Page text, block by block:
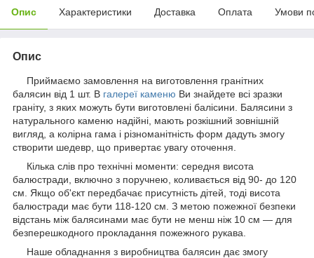
Опис Характеристики Доставка Оплата Умови
Опис
Приймаємо замовлення на виготовлення гранітних
балясин від 1 шт. В галереї каменю Ви знайдете всі зразки
граніту, з яких можуть бути виготовлені балісини. Балясини з
натурального каменю надійні, мають розкішний зовнішній
вигляд, а колірна гама і різноманітність форм дадуть змогу
створити шедевр, що привертає увагу оточення.
Кілька слів про технічні моменти: середня висота
балюстради, включно з поручнею, коливається від 90- до 120
см. Якщо об'єкт передбачає присутність дітей, тоді висота
балюстради має бути 118-120 см. З метою пожежної безпеки
відстань між балясинами має бути не менш ніж 10 см — для
безперешкодного прокладання пожежного рукава.
Наше обладнання з виробництва балясин дає змогу